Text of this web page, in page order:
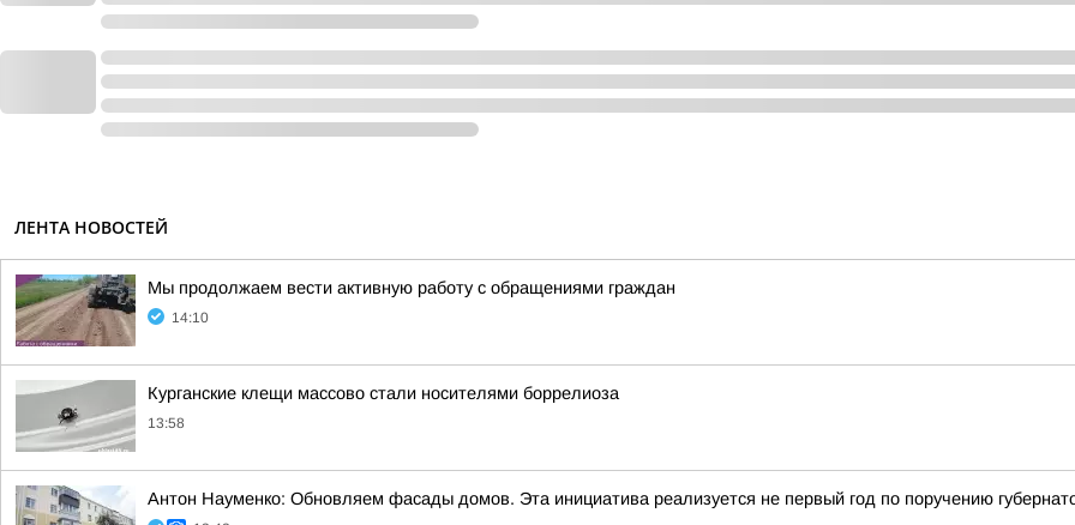
ЛЕНТА НОВОСТЕЙ
Мы продолжаем вести активную работу с обращениями граждан
14:10
Курганские клещи массово стали носителями боррелиоза
13:58
Антон Науменко: Обновляем фасады домов. Эта инициатива реализуется не первый год по поручению